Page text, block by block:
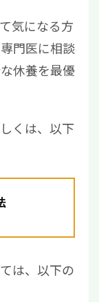
気になる方
門医に相談
休養を最優
くは、以下
は、以下の